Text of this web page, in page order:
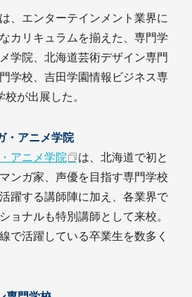
、エンターテインメント業界に
カリキュラムを揃えた、専門学
学院、北海道芸術デザイン専門
学校、吉田学園情報ビジネス専
が出展した。
・アニメ学院
アニメ学院
は、北海道で初と
ンガ家、声優を目指す専門学校
躍する講師陣に加え、各業界で
ョナルも特別講師として来校。
で活躍している卒業生を数多く